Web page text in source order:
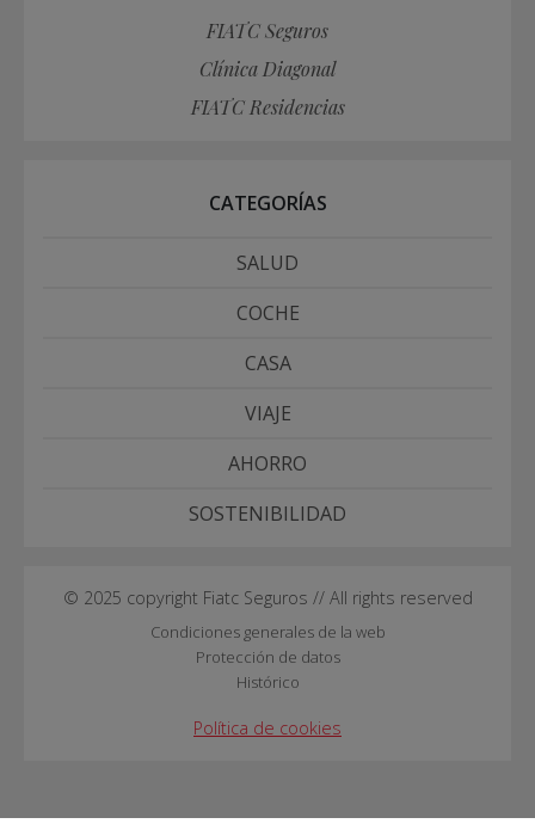
FIATC Seguros
Clínica Diagonal
FIATC Residencias
CATEGORÍAS
SALUD
COCHE
CASA
VIAJE
AHORRO
SOSTENIBILIDAD
© 2025 copyright Fiatc Seguros // All rights reserved
Condiciones generales de la web
Protección de datos
Histórico
Política de cookies